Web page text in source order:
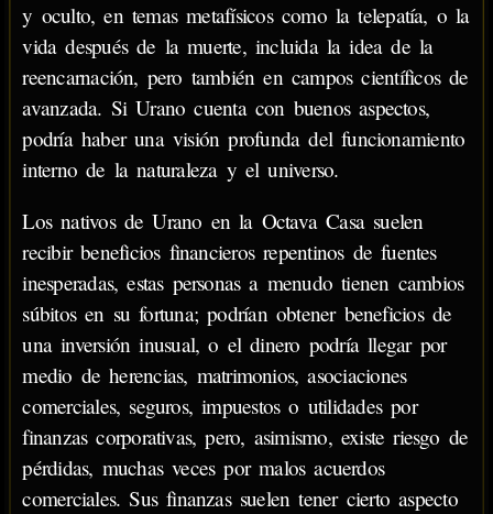
y oculto, en temas metafísicos como la telepatía, o la
vida después de la muerte, incluida la idea de la
reencarnación, pero también en campos científicos de
avanzada. Si Urano cuenta con buenos aspectos,
podría haber una visión profunda del funcionamiento
interno de la naturaleza y el universo.
Los nativos de Urano en la Octava Casa suelen
recibir beneficios financieros repentinos de fuentes
inesperadas, estas personas a menudo tienen cambios
súbitos en su fortuna; podrían obtener beneficios de
una inversión inusual, o el dinero podría llegar por
medio de herencias, matrimonios, asociaciones
comerciales, seguros, impuestos o utilidades por
finanzas corporativas, pero, asimismo, existe riesgo de
pérdidas, muchas veces por malos acuerdos
comerciales. Sus finanzas suelen tener cierto aspecto